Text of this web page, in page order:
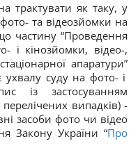
трактувати як таку, у
фото- та відеозйомки на
частину “Проведення
і кінозйомки, відео-,
апаратури”
суду на фото- і
із застосуванням
перелічених випадків) -
засоби фото чи відео
Закону України “Про